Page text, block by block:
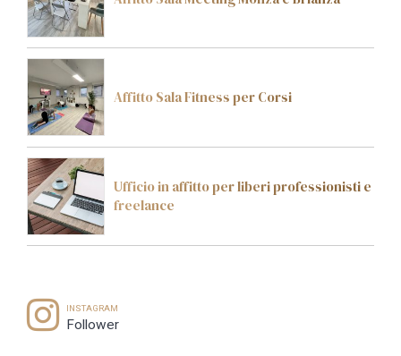
Affitto Sala Fitness per Corsi
Ufficio in affitto per liberi professionisti e
freelance
INSTAGRAM
Follower